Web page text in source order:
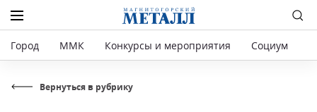
Город ММК Конкурсы и мероприятия Социум
Вернуться в рубрику